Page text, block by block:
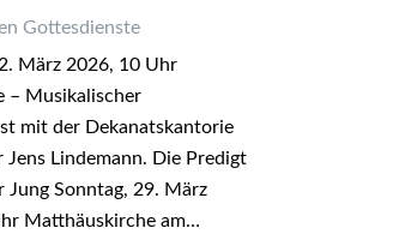
Gottesdienste
März 2026, 10 Uhr
– Musikalischer
mit der Dekanatskantorie
Jens Lindemann. Die Predigt
Jung Sonntag, 29. März
Matthäuskirche am…